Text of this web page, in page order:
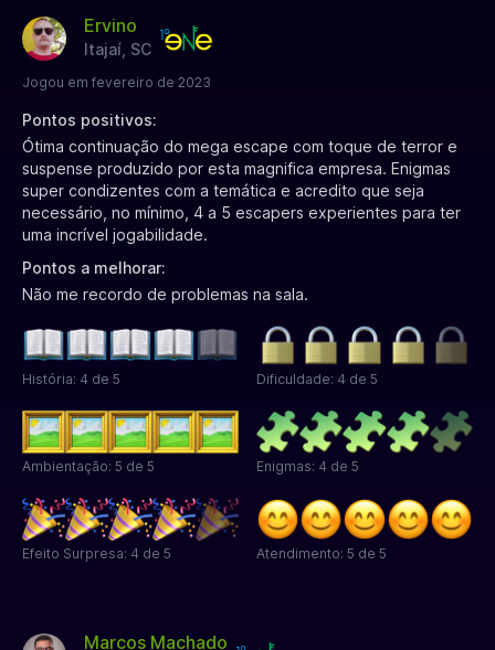
Ervino
Itajaí, SC
Jogou em fevereiro de 2023
Pontos positivos:
Ótima continuação do mega escape com toque de terror e
suspense produzido por esta magnifica empresa. Enigmas
super condizentes com a temática e acredito que seja
necessário, no mínimo, 4 a 5 escapers experientes para ter
uma incrível jogabilidade.
Pontos a melhorar:
Não me recordo de problemas na sala.
História: 4 de 5 Dificuldade: 4 de 5
Ambientação: 5 de 5 Enigmas: 4 de 5
Efeito Surpresa: 4 de 5 Atendimento: 5 de 5
Marcos Machado